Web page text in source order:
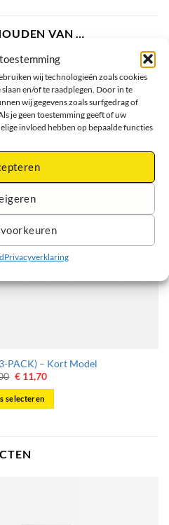
wij technologieën zoals cookies
en/of te raadplegen. Door in te
wij gegevens zoals surfgedrag of
je geen toestemming geeft of uw
invloed hebben op bepaalde functies
Privacyverklaring
VAN …
PACK) – Kort Model
Oorspronkelijke
was:
€ 13,00.
€11,70Huidige
selecteren
meerdere